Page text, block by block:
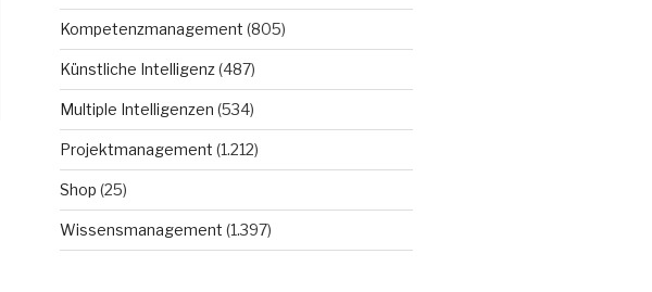
Kompetenzmanagement (805)
Künstliche Intelligenz(487)
Multiple Intelligenzen (534)
Projektmanagement (1.212)
Shop (25)
Wissensmanagement (1.397)